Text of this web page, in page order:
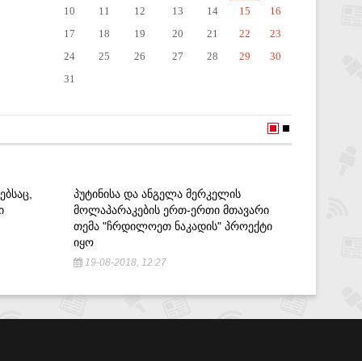
10
11 12 13 14 15
16
17
18 19 20 21 22
23
24
25 26 27 28 29
30
31
ᲞᲣᲢᲘᲜᲘᲡᲐ ᲓᲐ ᲐᲜᲒᲔᲚᲐ ᲛᲔᲠᲙᲔᲚᲘᲡ
ᲛᲝᲚᲐᲞᲐᲠᲐᲙᲔᲑᲘᲡ ᲔᲠᲗ-ᲔᲠᲗᲘ ᲛᲗᲐᲕᲐᲠᲘ
ᲗᲔᲛᲐ "ᲩᲠᲓᲘᲚᲝᲔᲗ ᲜᲐᲙᲐᲓᲘᲡ" ᲞᲠᲝᲔᲥᲢᲘ
ᲘᲧᲝ
19-08-2018, 12:27